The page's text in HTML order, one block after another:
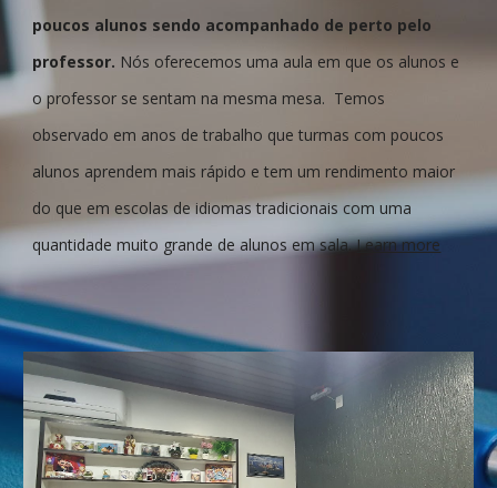
poucos alunos sendo acompanhado de perto pelo
professor. Nós oferecemos uma aula em que os alunos e
o professor se sentam na mesma mesa. Temos
observado em anos de trabalho que turmas com poucos
alunos aprendem mais rápido e tem um rendimento maior
do que em escolas de idiomas tradicionais com uma
quantidade muito grande de alunos em sala. Learn more